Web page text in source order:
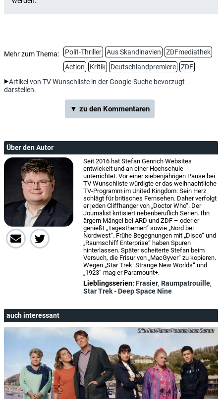
Mehr zum Thema: Polit-Thriller Aus Skandinavien
ZDFmediathek
Action
Kritik Deutschlandpremiere
ZDF
Artikel von TV Wunschliste in der Google-Suche bevorzugt
darstellen.
▼ zu den Kommentaren
Über den Autor
Seit 2016 hat Stefan Genrich Websites
entwickelt und an einer Hochschule
unterrichtet. Vor einer siebenjährigen Pause bei
TV Wunschliste würdigte er das weihnachtliche
TV-Programm im United Kingdom: Sein Herz
schlägt für britisches Fernsehen. Daher verfolgt
er jeden Cliffhanger von „Doctor Who“. Der
Journalist kritisiert nebenberuflich Serien. Ihn
ärgern Mängel bei ARD und ZDF – oder er
genießt „Tagesthemen“ sowie „Nord bei
Nordwest“. Frühe Begegnungen mit „Disco“ und
„Raumschiff Enterprise“ haben Spuren
hinterlassen. Später scheiterte Stefan beim
Versuch, die Frisur von „MacGyver“ zu kopieren.
Wegen „Star Trek: Strange New Worlds“ und
„1923“ mag er Paramount+.
Lieblingsserien: Frasier, Raumpatrouille,
Star Trek - Deep Space Nine
auch interessant
Red Planet Pictures/Joss Barratt